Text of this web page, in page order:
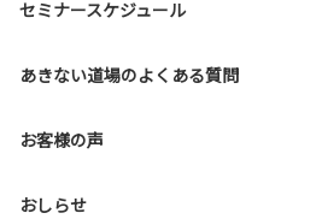
セミナースケジュール
あきない道場のよくある質問
お客様の声
おしらせ